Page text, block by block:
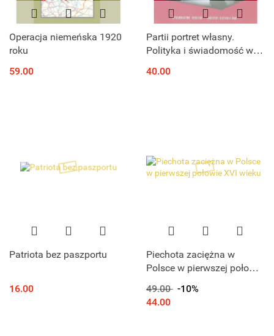
Operacja niemeńska 1920
roku
59.00
Partii portret własny.
Polityka i świadomość w
40.00
Patriota bez paszportu
16.00
Piechota zaciężna w
Polsce w pierwszej połowie
49.00 -10%
44.00